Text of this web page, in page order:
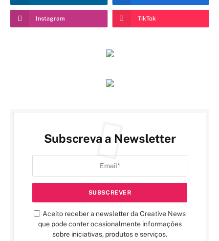
Instagram TikTok
Subscreva a Newsletter
Aceito receber a newsletter da Creative News
que pode conter ocasionalmente informações
sobre iniciativas, produtos e serviços.